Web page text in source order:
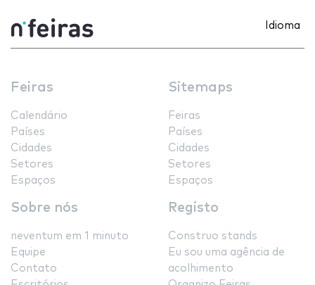
Idioma
Feiras
Calendário
Países
Cidades
Setores
Espaços
Sitemaps
Feiras
Países
Cidades
Setores
Espaços
Sobre nós
neventum em 1 minuto
Equipe
Contato
Registo
Construo stands
Eu sou uma agência de
acolhimento